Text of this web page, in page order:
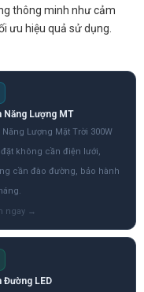
thông minh như cảm
ưu hiệu quả sử dụng.
Năng Lượng MT
Lượng Mặt Trời 300W
đặt không cần điện lưới,
cần đào đường, bảo hành
Đường LED